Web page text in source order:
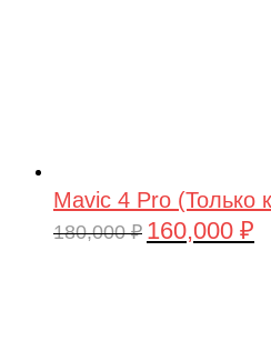
Mavic 4 Pro (Только
180,000₽ 160,000 ₽